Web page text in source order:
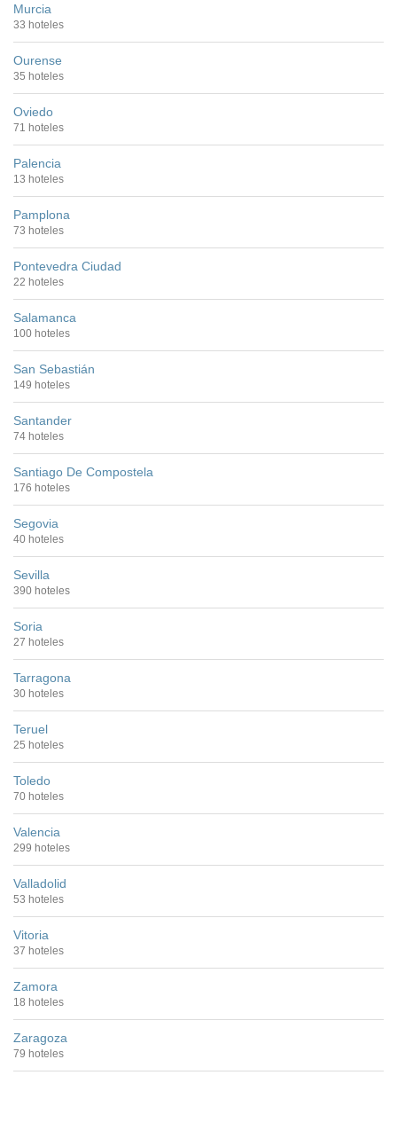
Murcia
33 hoteles
Ourense
35 hoteles
Oviedo
71 hoteles
Palencia
13 hoteles
Pamplona
73 hoteles
Pontevedra Ciudad
22 hoteles
Salamanca
100 hoteles
San Sebastián
149 hoteles
Santander
74 hoteles
Santiago De Compostela
176 hoteles
Segovia
40 hoteles
Sevilla
390 hoteles
Soria
27 hoteles
Tarragona
30 hoteles
Teruel
25 hoteles
Toledo
70 hoteles
Valencia
299 hoteles
Valladolid
53 hoteles
Vitoria
37 hoteles
Zamora
18 hoteles
Zaragoza
79 hoteles